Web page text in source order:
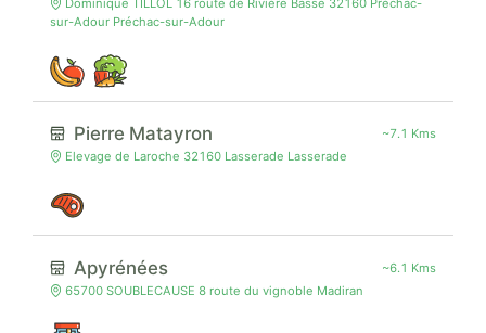
Dominique TILLOL 16 route de Rivière Basse 32160 Préchac-
sur-Adour Préchac-sur-Adour
Pierre Matayron
~7.1 Kms
Elevage de Laroche 32160 Lasserade Lasserade
Apyrénées
~6.1 Kms
65700 SOUBLECAUSE 8 route du vignoble Madiran